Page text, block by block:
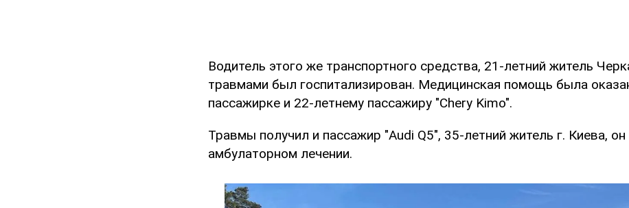
Водитель этого же транспортного средства, 21-летний житель
травмами был госпитализирован. Медицинская помощь была
пассажирке и 22-летнему пассажиру "Chery Kimo".
Травмы получил и пассажир "Audi Q5", 35-летний житель г. Киева, он
амбулаторном лечении.